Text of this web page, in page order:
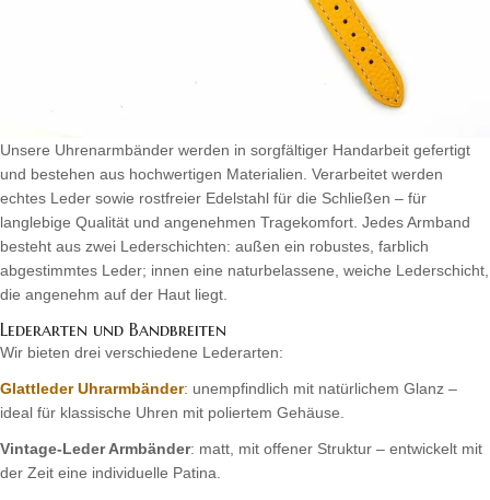
Unsere Uhrenarmbänder werden in sorgfältiger Handarbeit gefertigt
und bestehen aus hochwertigen Materialien. Verarbeitet werden
echtes Leder sowie rostfreier Edelstahl für die Schließen – für
langlebige Qualität und angenehmen Tragekomfort. Jedes Armband
besteht aus zwei Lederschichten: außen ein robustes, farblich
abgestimmtes Leder; innen eine naturbelassene, weiche Lederschicht,
die angenehm auf der Haut liegt.
Lederarten und Bandbreiten
Wir bieten drei verschiedene Lederarten:
Glattleder Uhrarmbänder: unempfindlich mit natürlichem Glanz –
ideal für klassische Uhren mit poliertem Gehäuse.
Vintage-Leder Armbänder: matt, mit offener Struktur – entwickelt mit
der Zeit eine individuelle Patina.